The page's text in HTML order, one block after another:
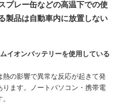
プレー缶などの高温下での使
製品は自動車内に放置しない
イオンバッテリーを使用している
の影響で異常な反応が起きて発
ます。ノートパソコン・携帯電